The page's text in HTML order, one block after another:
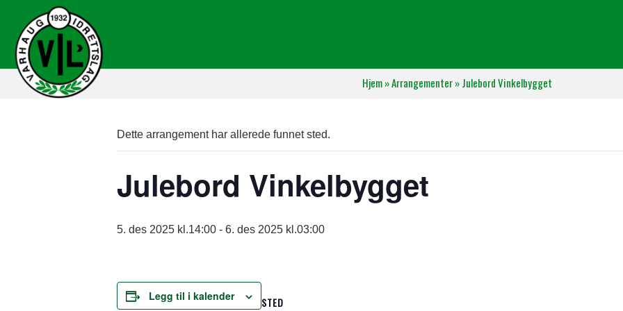
Hjem»Arrangementer»Julebord Vinkelbygget
Dette arrangement har allerede funnet sted.
Julebord Vinkelbygget
5. des 2025 kl.14:00 - 6. des 2025 kl.03:00
Legg til i kalender STED